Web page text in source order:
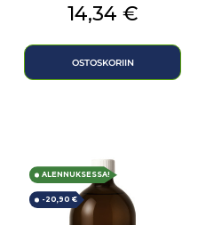
Hinta
14,34 €
OSTOSKORIIN
ALENNUKSESSA!
-20,90 €